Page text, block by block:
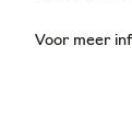
Voor meer